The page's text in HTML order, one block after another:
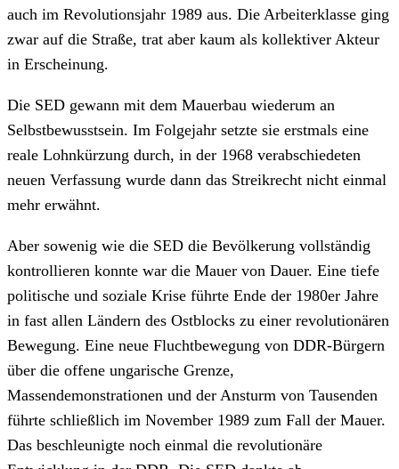
auch im Revolutionsjahr 1989 aus. Die Arbeiterklasse ging
zwar auf die Straße, trat aber kaum als kollektiver Akteur
in Erscheinung.
Die SED gewann mit dem Mauerbau wiederum an
Selbstbewusstsein. Im Folgejahr setzte sie erstmals eine
reale Lohnkürzung durch, in der 1968 verabschiedeten
neuen Verfassung wurde dann das Streikrecht nicht einmal
mehr erwähnt.
Aber sowenig wie die SED die Bevölkerung vollständig
kontrollieren konnte war die Mauer von Dauer. Eine tiefe
politische und soziale Krise führte Ende der 1980er Jahre
in fast allen Ländern des Ostblocks zu einer revolutionären
Bewegung. Eine neue Fluchtbewegung von DDR-Bürgern
über die offene ungarische Grenze,
Massendemonstrationen und der Ansturm von Tausenden
führte schließlich im November 1989 zum Fall der Mauer.
Das beschleunigte noch einmal die revolutionäre